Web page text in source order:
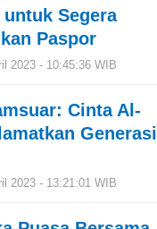
Segera
Paspor
2023 - 10:45:36 WIB
Cinta Al-
Generasi
2023 - 13:21:01 WIB